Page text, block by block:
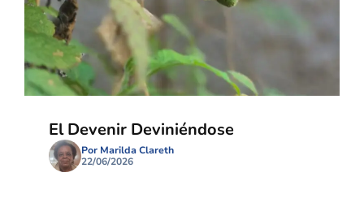
El Devenir Deviniéndose
Por Marilda Clareth
22/06/2026